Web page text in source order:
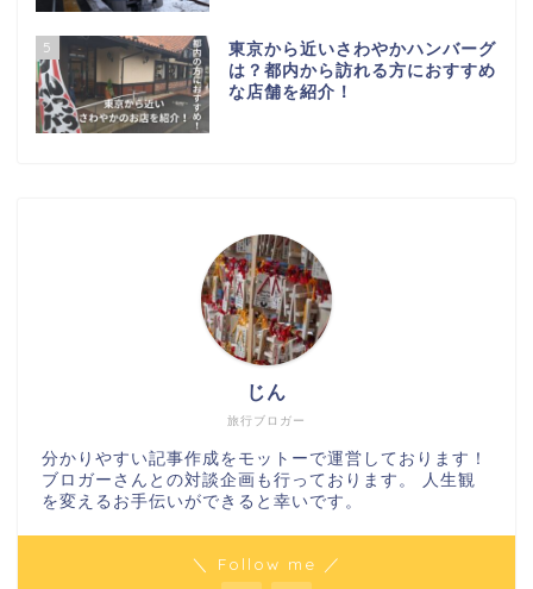
5
東京から近いさわやかハンバーグ
は？都内から訪れる方におすすめ
な店舗を紹介！
旅行ブロガー
じん
分かりやすい記事作成をモットーで運営しております！
ブロガーさんとの対談企画も行っております。 人生観
を変えるお手伝いができると幸いです。
＼ Follow me ／